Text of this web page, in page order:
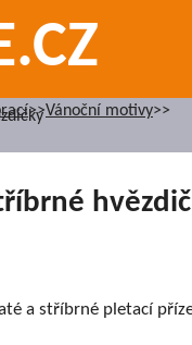
>>Vánoční motivy>>
a stříbrné pletací